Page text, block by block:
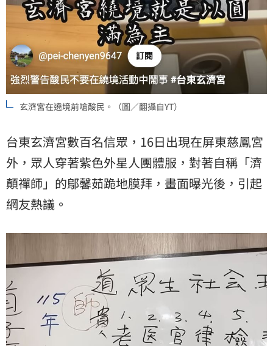
玄濟宮在遶境前嗆酸民。（圖／翻攝自YT）
台東玄濟宮數百名信眾，16日出現在屏東慈鳳宮
外，眾人穿著紫色外星人團體服，對著自稱「濟
顛禪師」的鄔馨茹跪地膜拜，畫面曝光後，引起
網友熱議。